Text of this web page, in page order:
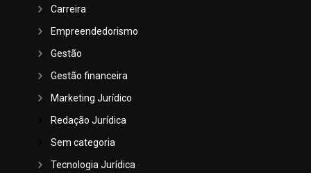
Carreira
Empreendedorismo
Gestão
Gestão financeira
Marketing Jurídico
Redação Jurídica
Sem categoria
Tecnologia Jurídica